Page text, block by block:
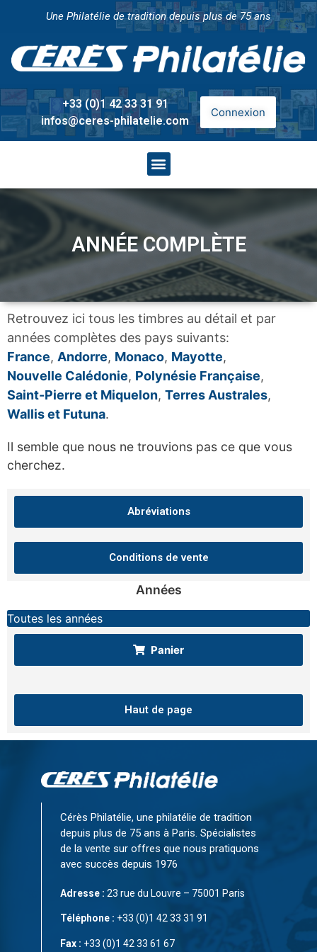
Une Philatélie de tradition depuis plus de 75 ans
+33 (0)1 42 33 31 91
infos@ceres-philatelie.com
Connexion
ANNÉE COMPLÈTE
Retrouvez ici tous les timbres au détail et par
années complètes des pays suivants:
France, Andorre, Monaco, Mayotte,
Nouvelle Calédonie, Polynésie Française,
Saint-Pierre et Miquelon, Terres Australes,
Wallis et Futuna.
Il semble que nous ne trouvions pas ce que vous
cherchez.
Abréviations
Conditions de vente
Années
Toutes les années
Panier
Haut de page
Cérès Philatélie, une philatélie de tradition
depuis plus de 75 ans à Paris. Spécialistes
de la vente sur offres que nous pratiquons
avec succès depuis 1976
Adresse : 23 rue du Louvre – 75001 Paris
Téléphone : +33 (0)1 42 33 31 91
Fax : +33 (0)1 42 33 61 67